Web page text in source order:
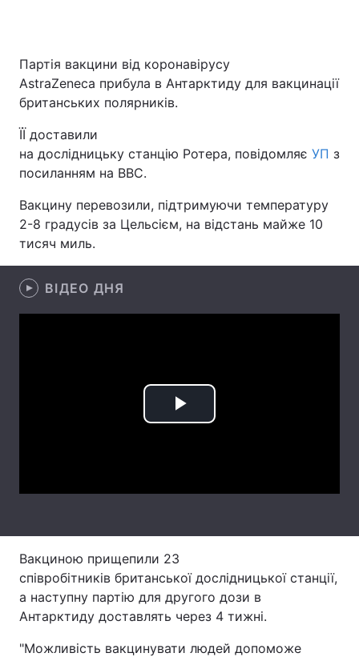
Головна Війна
Україна
Економіка
Спорт
Техно і зв'язок Лайт
Зброя
Здоров'я
Цікавинки Погода
Контакти
Послуги
Партія вакцини від коронавірусу
AstraZeneca прибула в Антарктиду для вакцинації
британських полярників.
ЇЇ доставили
на дослідницьку станцію Ротера, повідомляє УП з
посиланням на ВВС.
Вакцину перевозили, підтримуючи температуру
2-8 градусів за Цельсієм, на відстань майже 10
тисяч миль.
ВІДЕО ДНЯ
Play
Вакциною прищепили 23
співробітників британської дослідницької станції,
а наступну партію для другого дози в
Антарктиду доставлять через 4 тижні.
"Можливість вакцинувати людей допоможе